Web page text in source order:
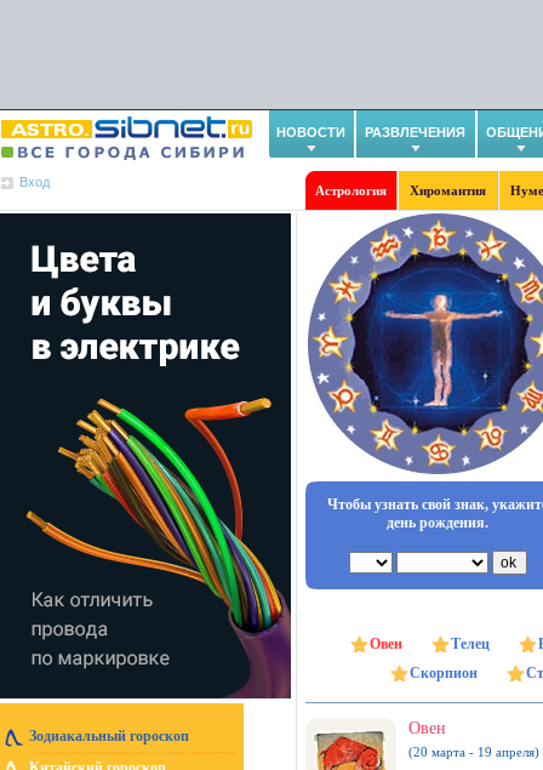
НОВОСТИ РАЗВЛЕЧЕНИЯ
Вход
Астрология Хиромантия
Зодиакальный гороскоп
Чтобы узнать свой знак,
день рождения.
Овен Телец
Скорпион
Овен
(20 марта - 19 апреля)